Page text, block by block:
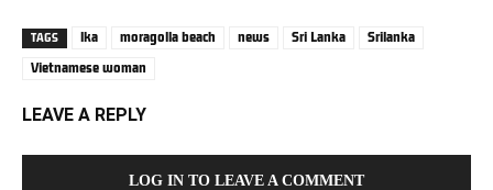
TAGS lka moragolla beach news Sri Lanka
Srilanka
Vietnamese woman
LEAVE A REPLY
LOG IN TO LEAVE A COMMENT